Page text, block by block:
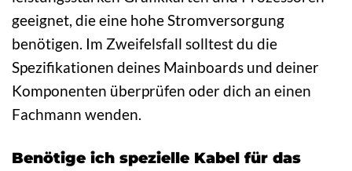
geeignet, die eine hohe Stromversorgung
benötigen. Im Zweifelsfall solltest du die
Spezifikationen deines Mainboards und deiner
Komponenten überprüfen oder dich an einen
Fachmann wenden.
Benötige ich spezielle Kabel für das